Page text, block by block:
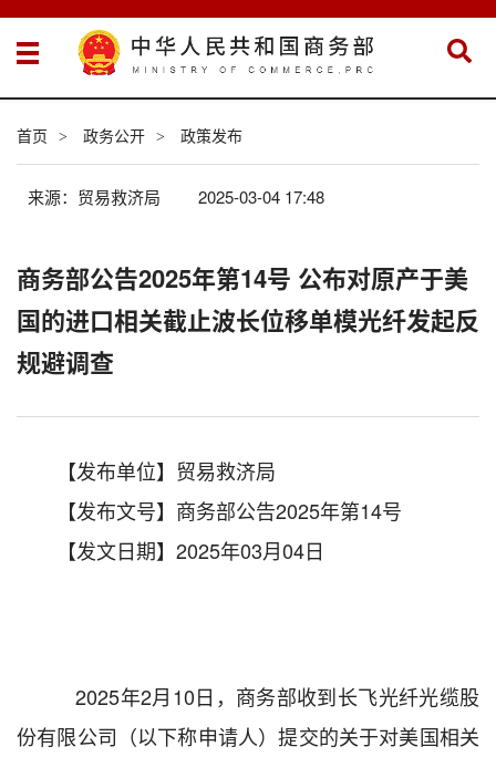
首页 > 政务公开 > 政策发布
来源：贸易救济局 2025-03-04 17:48
商务部公告2025年第14号 公布对原产于美
国的进口相关截止波长位移单模光纤发起反
规避调查
【发布单位】贸易救济局
【发布文号】商务部公告2025年第14号
【发文日期】2025年03月04日
2025年2月10日 ，商务部收到长飞光纤光缆股
份有限公司 （以下称申请人）提交的关于对美国相关